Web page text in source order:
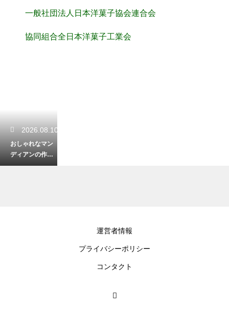
一般社団法人日本洋菓子協会連合会
協同組合全日本洋菓子工業会
2026.08.10
おしゃれなマン
ディアンの作り
方！相性抜群な
運営者情報
プライバシーポリシー
コンタクト